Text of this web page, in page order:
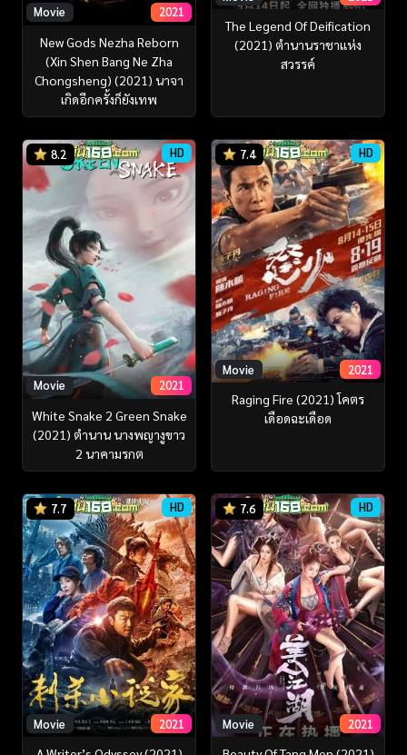
Movie 2021
New Gods Nezha Reborn
(Xin Shen Bang Ne Zha
Chongsheng) (2021) นาจา
เกิดอีกครั้งก็ยังเทพ
The Legend Of Deification
(2021) ตำนานราชาแห่ง
สวรรค์
8.2 HD
Movie 2021
White Snake 2 Green Snake
(2021) ตำนาน นางพญางูขาว
2 นาคามรกต
7.4 HD
Movie 2021
Raging Fire (2021) โคตร
เดือดฉะเดือด
7.7 HD
Movie 2021
7.6 HD
Movie 2021